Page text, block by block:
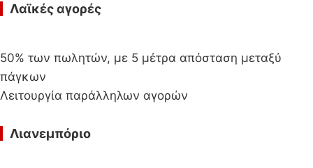
Λαϊκές αγορές
50% των πωλητών, με 5 μέτρα απόσταση μεταξύ
πάγκων
Λειτουργία παράλληλων αγορών
Λιανεμπόριο